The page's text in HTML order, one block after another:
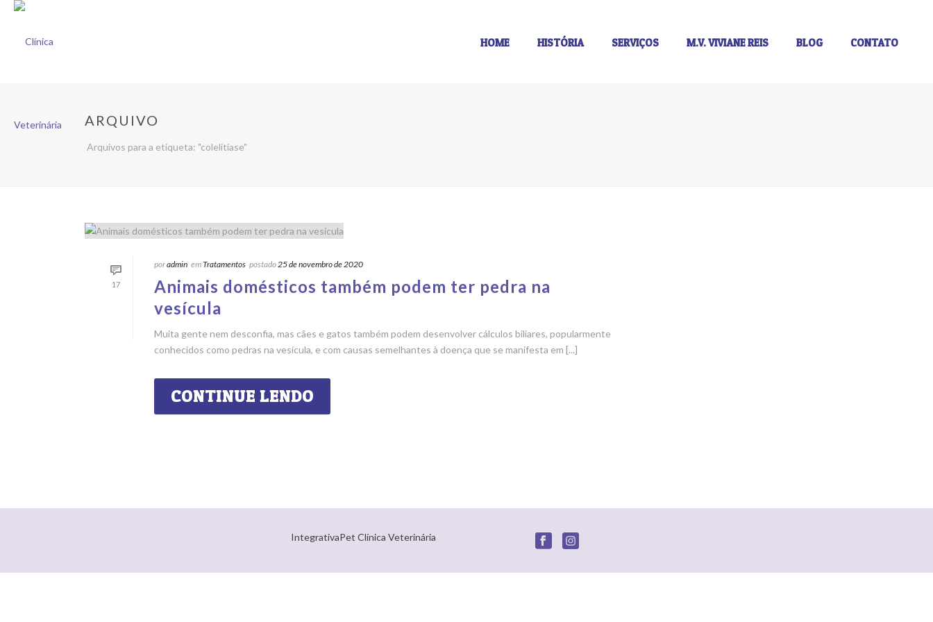
HOME HISTÓRIA SERVIÇOS M.V. VIVIANE REIS BLOG CONTATO
ARQUIVO
Arquivos para a etiqueta: "colelitíase"
17
poradmin emTratamentos postado 25 de novembro de 2020
Animais domésticos também podem ter pedra na
vesícula
Muita gente nem desconfia, mas cães e gatos também podem desenvolver cálculos biliares, popularmente
conhecidos como pedras na vesícula, e com causas semelhantes à doença que se manifesta em [...]
CONTINUE LENDO
IntegrativaPet Clínica Veterinária